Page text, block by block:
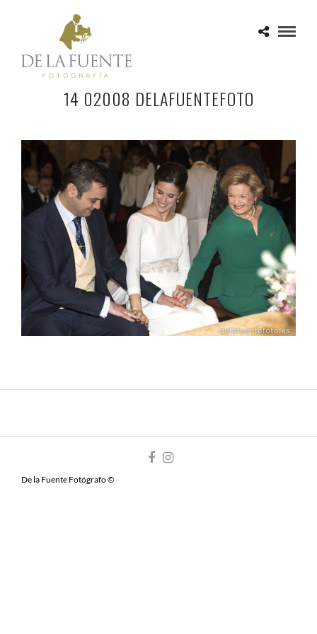
14 02008 DELAFUENTEFOTO
De la Fuente Fotógrafo ©